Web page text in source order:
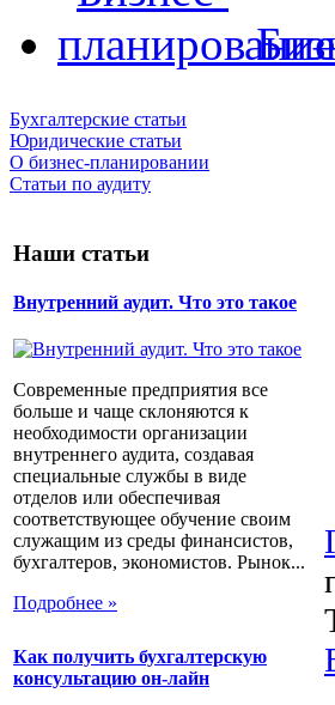
Бухгалтерские статьи
Юридические статьи
О бизнес-планировании
Статьи по аудиту
Наши статьи
Внутренний аудит. Что это такое
Современные предприятия все
больше и чаще склоняются к
необходимости организации
внутреннего аудита, создавая
специальные службы в виде
отделов или обеспечивая
соответствующее обучение своим
служащим из среды финансистов,
бухгалтеров, экономистов. Рынок...
Подробнее »
Как получить бухгалтерскую
консультацию он-лайн